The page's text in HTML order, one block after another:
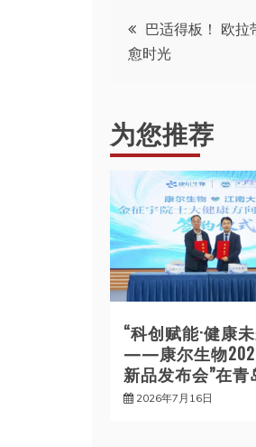
文
章
导
航
巴适得板！ 欧拉
愈时光
为您推荐
“科创赋能·健康
——康尔生物
新品发布会”在青
2026年7月16日